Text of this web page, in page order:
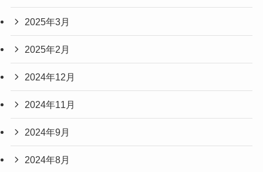
2025年3月
2025年2月
2024年12月
2024年11月
2024年9月
2024年8月